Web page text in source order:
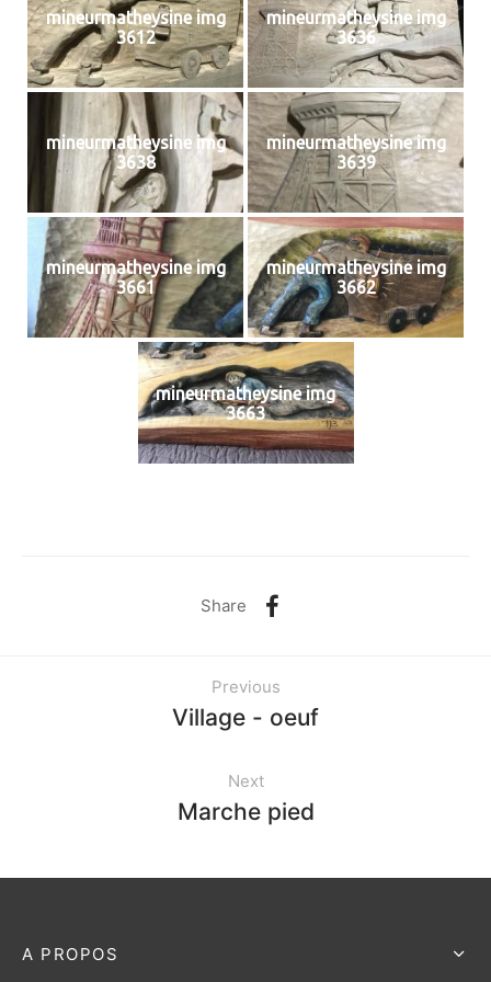
mineurmatheysine img
3612
mineurmatheysine img
3636
mineurmatheysine img
3638
mineurmatheysine img
3639
mineurmatheysine img
3661
mineurmatheysine img
3662
mineurmatheysine img
3663
Share
Previous
Village - oeuf
Next
Marche pied
A PROPOS